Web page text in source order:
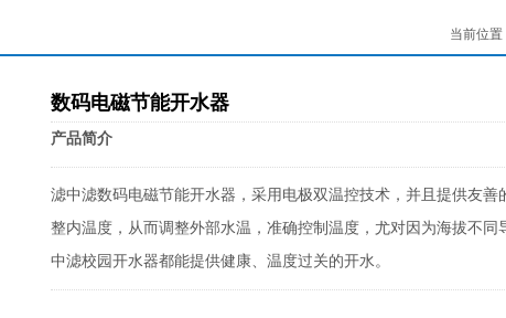
当前位置
数码电磁节能开水器
产品简介
滤中滤数码电磁节能开水器，采用电极双温控技术，并且提供友善
整内温度，从而调整外部水温，准确控制温度，尤对因为海拔不同
中滤校园开水器都能提供健康、温度过关的开水。